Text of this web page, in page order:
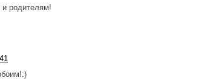
родителям!